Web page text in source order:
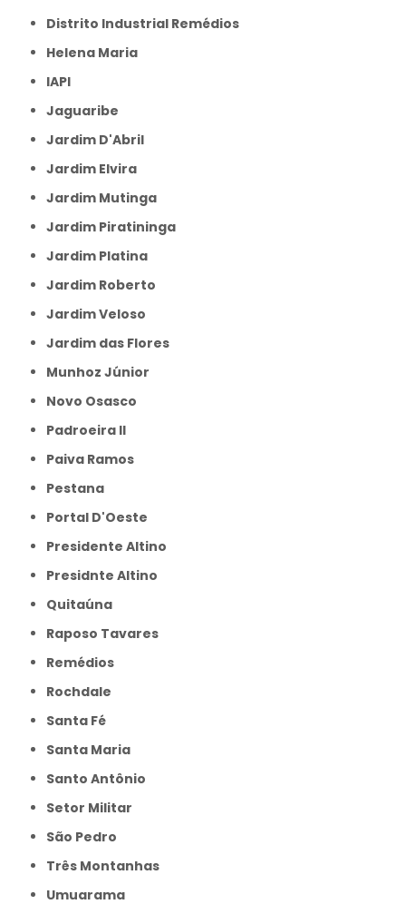
Distrito Industrial Remédios
Helena Maria
IAPI
Jaguaribe
Jardim D'Abril
Jardim Elvira
Jardim Mutinga
Jardim Piratininga
Jardim Platina
Jardim Roberto
Jardim Veloso
Jardim das Flores
Munhoz Júnior
Novo Osasco
Padroeira II
Paiva Ramos
Pestana
Portal D'Oeste
Presidente Altino
Presidnte Altino
Quitaúna
Raposo Tavares
Remédios
Rochdale
Santa Fé
Santa Maria
Santo Antônio
Setor Militar
São Pedro
Três Montanhas
Umuarama